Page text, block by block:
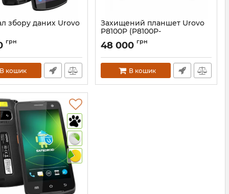
збору даних Urovo
грн
В кошик
Захищений планшет Urovo
P8100P (P8100P-
SZ2S10E40000)
Артикул:738
48 000 грн
В кошик